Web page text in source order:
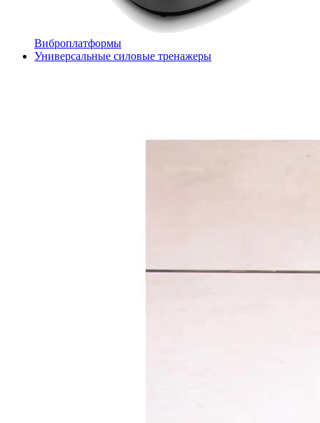
Виброплатформы
Универсальные силовые тренажеры